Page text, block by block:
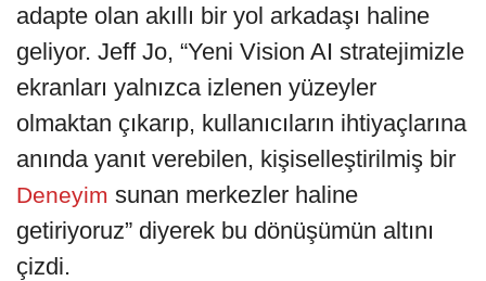
adapte olan akıllı bir yol arkadaşı haline
geliyor. Jeff Jo, “Yeni Vision AI stratejimizle
ekranları yalnızca izlenen yüzeyler
olmaktan çıkarıp, kullanıcıların ihtiyaçlarına
anında yanıt verebilen, kişiselleştirilmiş bir
Deneyim sunan merkezler haline
getiriyoruz” diyerek bu dönüşümün altını
çizdi.